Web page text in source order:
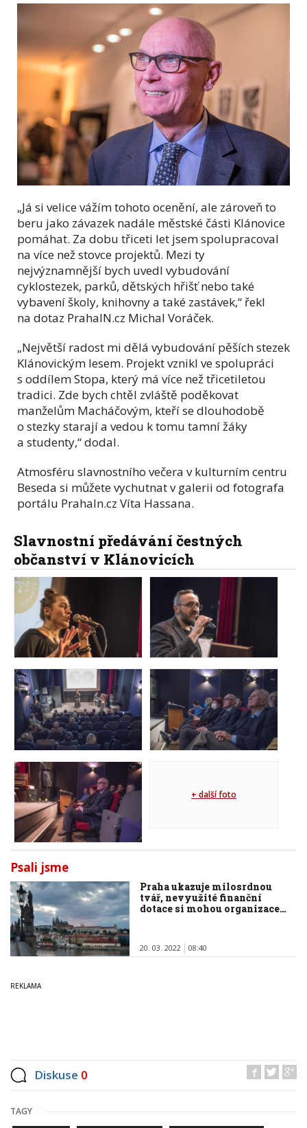
„Já si velice vážím tohoto ocenění, ale zároveň to
beru jako závazek nadále městské části Klánovice
pomáhat. Za dobu třiceti let jsem spolupracoval
na více než stovce projektů. Mezi ty
nejvýznamnější bych uvedl vybudování
cyklostezek, parků, dětských hřišť nebo také
vybavení školy, knihovny a také zastávek,“ řekl
na dotaz PrahaIN.cz Michal Voráček.
„Největší radost mi dělá vybudování pěších stezek
Klánovickým lesem. Projekt vznikl ve spolupráci
s oddílem Stopa, který má více než třicetiletou
tradici. Zde bych chtěl zvláště poděkovat
manželům Macháčovým, kteří se dlouhodobě
o stezky starají a vedou k tomu tamní žáky
a studenty,“ dodal.
Atmosféru slavnostního večera v kulturním centru
Beseda si můžete vychutnat v galerii od fotografa
portálu PrahaIn.cz Víta Hassana.
Slavnostní předávání čestných
občanství v Klánovicích
+ další foto
Psali jsme
Praha ukazuje milosrdnou
tvář, nevyužité finanční
dotace si mohou organizace…
20. 03. 2022 08:40
Diskuse 0
TAGY